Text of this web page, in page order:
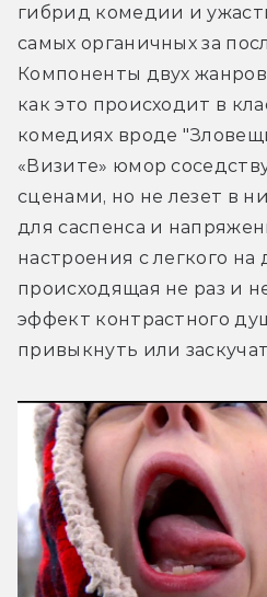
гибрид комедии и
самых органичных за
Компоненты двух
как это происходит в
комедиях вроде
«Визите» юмор
сценами, но не лезет в
для саспенса и
настроения с легкого
происходящая не раз и
эффект контрастного
привыкнуть или